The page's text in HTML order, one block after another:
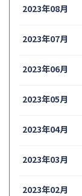
2023年08月
2023年07月
2023年06月
2023年05月
2023年04月
2023年03月
2023年02月